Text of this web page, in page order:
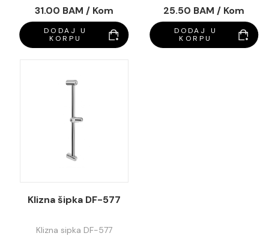
31.00 BAM / Kom
DODAJ U
KORPU
25.50 BAM / Kom
DODAJ U
KORPU
Klizna šipka DF-577
Klizna sipka DF-577